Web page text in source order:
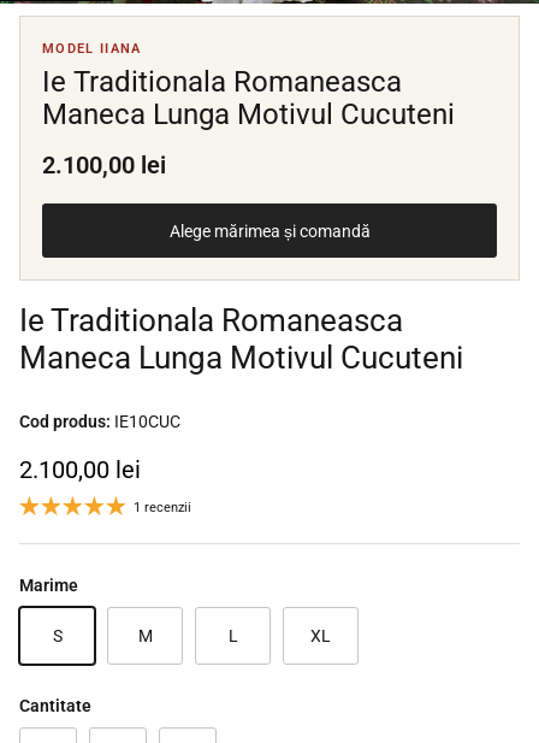
MODEL IIANA
Ie Traditionala Romaneasca
Maneca Lunga Motivul Cucuteni
2.100,00 lei
Alege mărimea și comandă
Ie Traditionala Romaneasca
Maneca Lunga Motivul Cucuteni
Cod produs: IE10CUC
2.100,00 lei
1 recenzii
Marime
S M L XL
Cantitate